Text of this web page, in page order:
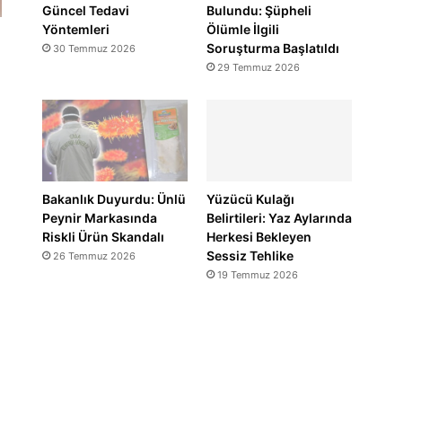
Güncel Tedavi
Yöntemleri
30 Temmuz 2026
Bulundu: Şüpheli
Ölümle İlgili
Soruşturma Başlatıldı
29 Temmuz 2026
Bakanlık Duyurdu: Ünlü
Peynir Markasında
Riskli Ürün Skandalı
26 Temmuz 2026
Yüzücü Kulağı
Belirtileri: Yaz Aylarında
Herkesi Bekleyen
Sessiz Tehlike
19 Temmuz 2026